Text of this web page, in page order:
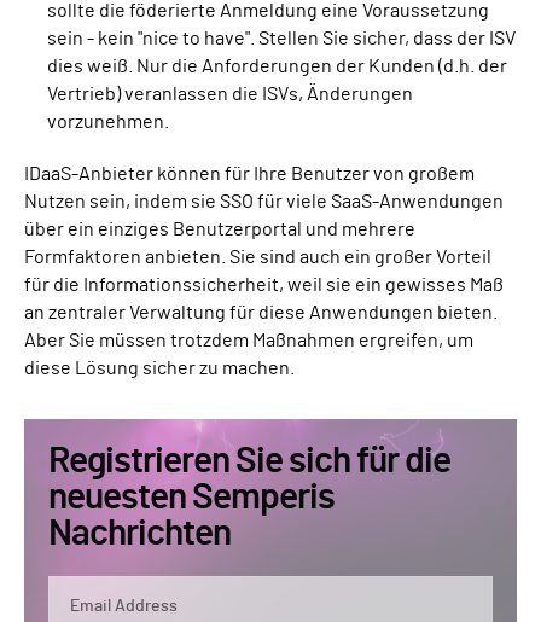
sollte die föderierte Anmeldung eine Voraussetzung
sein - kein "nice to have". Stellen Sie sicher, dass der ISV
dies weiß. Nur die Anforderungen der Kunden (d.h. der
Vertrieb) veranlassen die ISVs, Änderungen
vorzunehmen.
IDaaS-Anbieter können für Ihre Benutzer von großem
Nutzen sein, indem sie SSO für viele SaaS-Anwendungen
über ein einziges Benutzerportal und mehrere
Formfaktoren anbieten. Sie sind auch ein großer Vorteil
für die Informationssicherheit, weil sie ein gewisses Maß
an zentraler Verwaltung für diese Anwendungen bieten.
Aber Sie müssen trotzdem Maßnahmen ergreifen, um
diese Lösung sicher zu machen.
Registrieren Sie sich für die
neuesten Semperis
Nachrichten